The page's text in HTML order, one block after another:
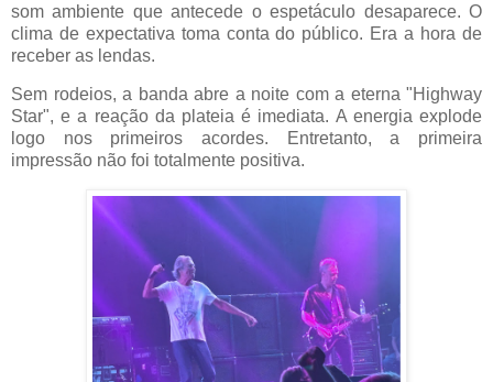
som ambiente que antecede o espetáculo desaparece. O
clima de expectativa toma conta do público. Era a hora de
receber as lendas.
Sem rodeios, a banda abre a noite com a eterna "Highway
Star", e a reação da plateia é imediata. A energia explode
logo nos primeiros acordes. Entretanto, a primeira
impressão não foi totalmente positiva.